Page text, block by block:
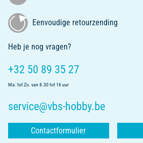
Eenvoudige retourzending
Heb je nog vragen?
+32 50 89 35 27
Ma. tot Zo. van 8.30 tot 16 uur
service@vbs-hobby.be
Contactformulier